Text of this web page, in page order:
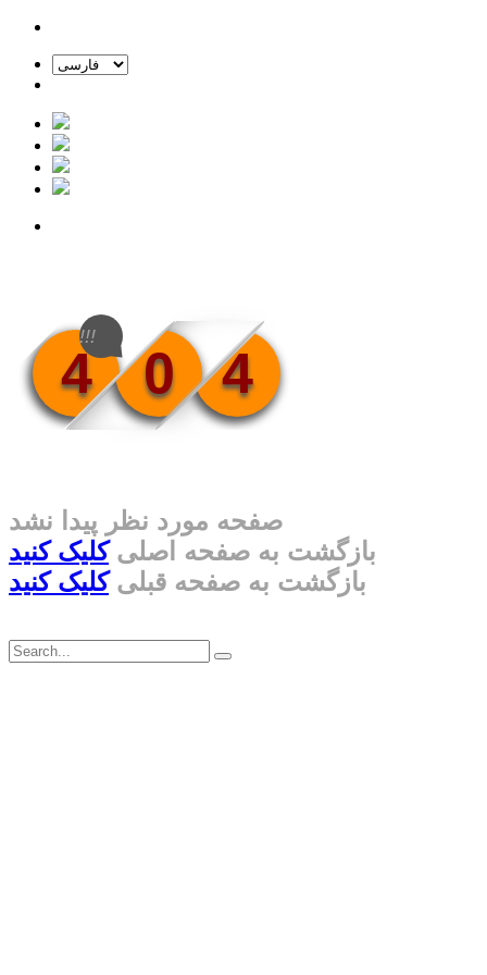
4 0 4
!!!
صفحه مورد نظر پیدا نشد
بازگشت به صفحه اصلیکلیک کنید
بازگشت به صفحه قبلیکلیک کنید